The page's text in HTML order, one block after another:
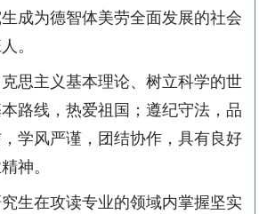
为德智体美劳全面发展的社会
。
主义基本理论、树立科学的世
路线，热爱祖国；遵纪守法，品
学风严谨，团结协作，具有良好
神。
在攻读专业的领域内掌握坚实